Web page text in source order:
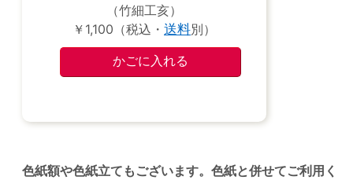
（竹細工亥）
￥1,100（税込・ 送料別）
色紙額や色紙立てもございます。色紙と併せてご利用く